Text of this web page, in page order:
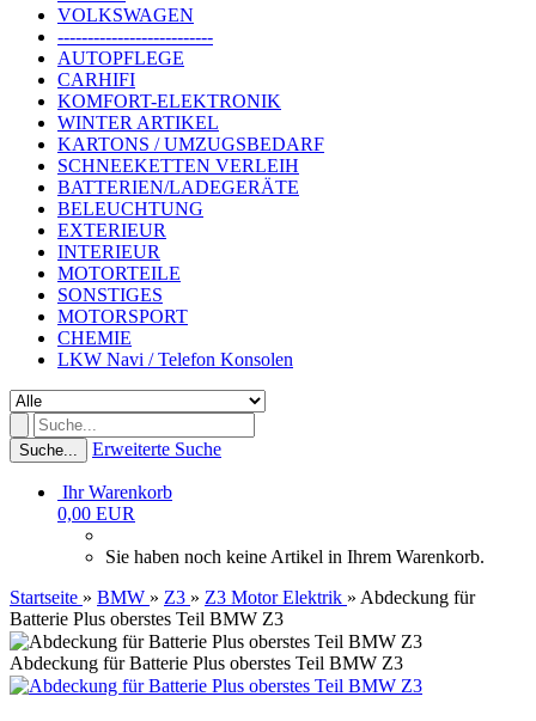
VOLKSWAGEN
--------------------------
AUTOPFLEGE
CARHIFI
KOMFORT-ELEKTRONIK
WINTER ARTIKEL
KARTONS / UMZUGSBEDARF
SCHNEEKETTEN VERLEIH
BATTERIEN/LADEGERÄTE
BELEUCHTUNG
EXTERIEUR
INTERIEUR
MOTORTEILE
SONSTIGES
MOTORSPORT
CHEMIE
LKW Navi / Telefon Konsolen
Suche... Erweiterte Suche
Ihr Warenkorb
0,00 EUR
Sie haben noch keine Artikel in Ihrem Warenkorb.
Startseite » BMW » Z3 » Z3 Motor Elektrik » Abdeckung für
Batterie Plus oberstes Teil BMW Z3
Abdeckung für Batterie Plus oberstes Teil BMW Z3